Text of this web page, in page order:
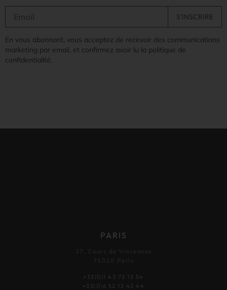
En vous abonnant, vous acceptez de recevoir des communications
marketing par email, et confirmez avoir lu la politique de
confidentialité.
PARIS
37, Cours de Vincennes
75020 Paris
+33(0)1 43 73 13 54
+33(0)6 52 12 42 44